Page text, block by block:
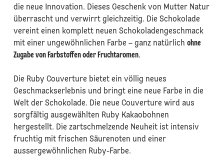
die neue Innovation. Dieses Geschenk von Mutter Natur
überrascht und verwirrt gleichzeitig. Die Schokolade
vereint einen komplett neuen Schokoladengeschmack
mit einer ungewöhnlichen Farbe – ganz natürlich ohne
Zugabe von Farbstoffen oder Fruchtaromen.
Die Ruby Couverture bietet ein völlig neues
Geschmackserlebnis und bringt eine neue Farbe in die
Welt der Schokolade. Die neue Couverture wird aus
sorgfältig ausgewählten Ruby Kakaobohnen
hergestellt. Die zartschmelzende Neuheit ist intensiv
fruchtig mit frischen Säurenoten und einer
aussergewöhnlichen Ruby-Farbe.